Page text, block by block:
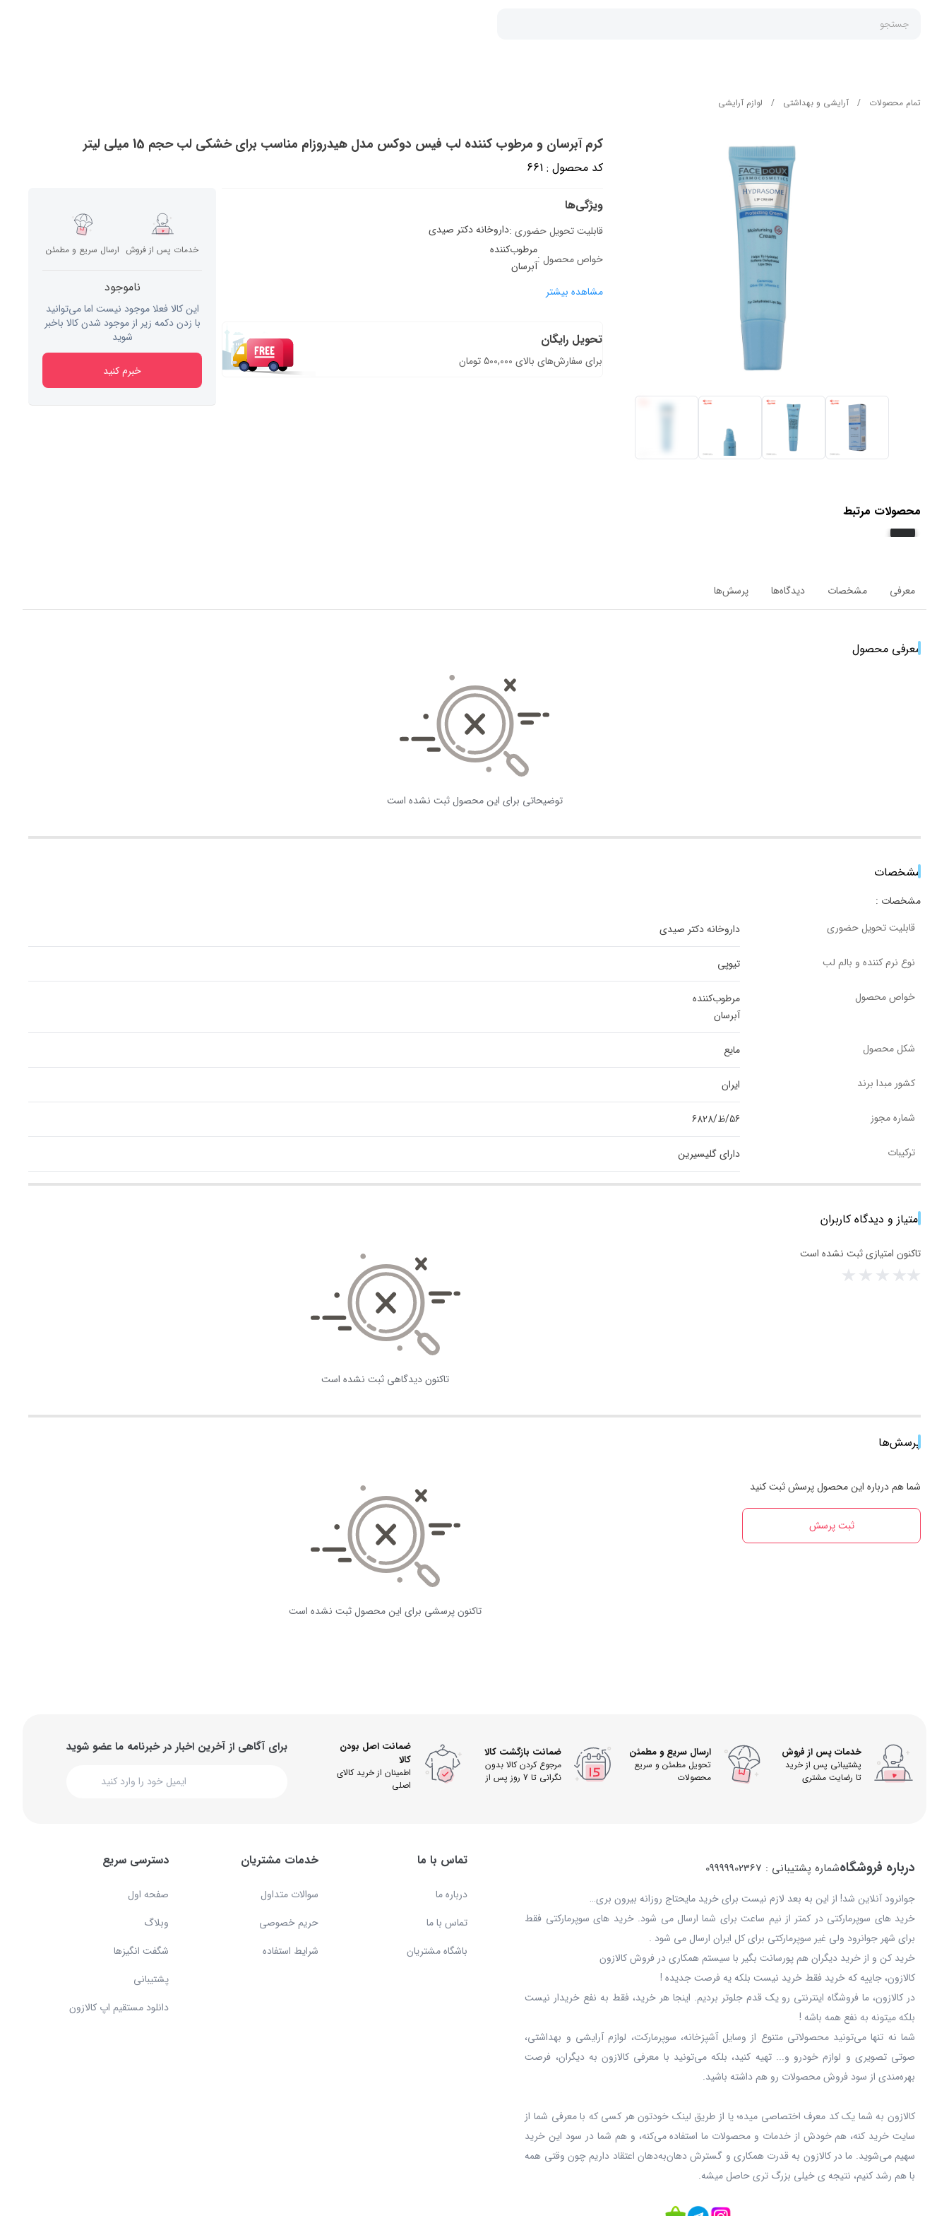
جستجو
تمام محصولات / آرایشی و بهداشتی / لوازم آرایشی
کرم آبرسان و مرطوب کننده لب فیس دوکس مدل هیدروزام مناسب برای خشکی لب حجم 15 میلی لیتر
کد محصول : 661
ویژگی‌ها
قابلیت تحویل حضوری :داروخانه دکتر صیدی
خواص محصول :
مرطوب‌کننده
آبرسان
مشاهده بیشتر
تحویل رایگان
برای سفارش‌های بالای 500,000 تومان
خدمات پس از فروش ارسال سریع و مطمئن
ناموجود
این کالا فعلا موجود نیست اما می‌توانید
با زدن دکمه زیر از موجود شدن کالا باخبر
شوید
خبرم کنید
محصولات مرتبط
معرفی مشخصات دیدگاه‌ها پرسش‌ها
معرفی محصول
توضیحاتی برای این محصول ثبت نشده است
مشخصات
مشخصات :
قابلیت تحویل حضوری
داروخانه دکتر صیدی
نوع نرم کننده و بالم لب تیوپی
خواص محصول
مرطوب‌کننده
آبرسان
شکل محصول مایع
کشور مبدا برند ایران
شماره مجوز 56/ظ/6828
ترکیبات دارای گلیسیرین
امتیاز و دیدگاه کاربران
تاکنون امتیازی ثبت نشده است
تاکنون دیدگاهی ثبت نشده است
پرسش‌ها
شما هم درباره این محصول پرسش ثبت کنید
ثبت پرسش
تاکنون پرسشی برای این محصول ثبت نشده است
خدمات پس از فروش
پشتیبانی پس از خرید
تا رضایت مشتری
ارسال سریع و مطمئن
تحویل مطمئن و سریع
محصولات
ضمانت بازگشت کالا
مرجوع کردن کالا بدون
نگرانی تا 7 روز پس از
ضمانت اصل بودن
کالا
اطمینان از خرید کالای
اصلی
برای آگاهی از آخرین اخبار در خبرنامه ما عضو شوید
درباره فروشگاهشماره پشتیبانی : 09999902367
جوانرود آنلاین شد! از این به بعد لازم نیست برای خرید مایحتاج روزانه بیرون بری…
خرید های سوپرمارکتی در کمتر از نیم ساعت برای شما ارسال می شود. خرید های سوپرمارکتی فقط
برای شهر جوانرود ولی غیر سوپرمارکتی برای کل ایران ارسال می شود .
خرید کن و از خرید دیگران هم پورسانت بگیر با سیستم همکاری در فروش کالازون
کالازون، جاییه که خرید فقط خرید نیست بلکه یه فرصت جدیده !
در کالازون، ما فروشگاه اینترنتی رو یک قدم جلوتر بردیم. اینجا هر خرید، فقط به نفع خریدار نیست
بلکه میتونه به نفع همه باشه !
شما نه‌ تنها می‌تونید محصولاتی متنوع از وسایل آشپزخانه، سوپرمارکت، لوازم آرایشی و بهداشتی،
صوتی تصویری و لوازم خودرو و... تهیه کنید، بلکه می‌تونید با معرفی کالازون به دیگران، فرصت
بهره‌مندی از سود فروش محصولات رو هم داشته باشید.
کالازون به شما یک کد معرف اختصاصی میده؛ یا از طریق لینک خودتون هر کسی که با معرفی شما از
سایت خرید کنه، هم خودش از خدمات و محصولات ما استفاده می‌کنه، و هم شما در سود این خرید
سهیم می‌شوید. ما در کالازون به قدرت همکاری و گسترش دهان‌به‌دهان اعتقاد داریم چون وقتی همه
با هم رشد کنیم، نتیجه ی خیلی بزرگ‌ تری حاصل میشه.
تماس با ما
درباره ما
تماس با ما
باشگاه مشتریان
خدمات مشتریان
سوالات متداول
حریم خصوصی
شرایط استفاده
دسترسی سریع
صفحه اول
وبلاگ
شگفت انگیزها
پشتیبانی
دانلود مستقیم اپ کالازون